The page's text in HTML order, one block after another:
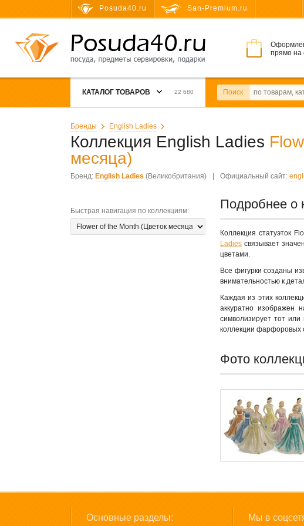
Posuda40.ru San-Premium.ru
прямо на
КАТАЛОГ ТОВАРОВ 22 680 Поиск
Бренды English Ladies
Коллекция English Ladies
месяца)
Бренд: English Ladies (Великобритания) Официальный сайт:
Быстрая навигация по коллекциям: Подробнее о
Коллекция статуэток
Ladies связывает
цветами.
Все фигурки созданы
внимательностью к
Каждая из этих
аккуратно изображен
символизирует тот
коллекции фарфоровых
Фото
Основные разделы: Мы в